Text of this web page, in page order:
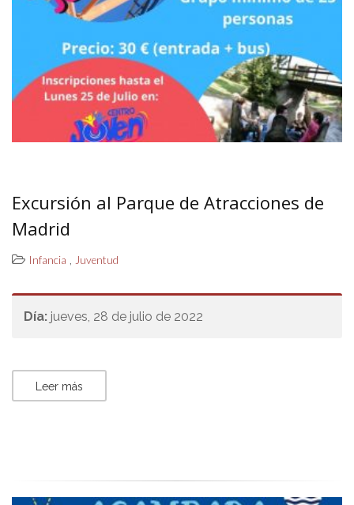
Excursión al Parque de Atracciones de
Madrid
Infancia , Juventud
Día: jueves, 28 de julio de 2022
Leer más